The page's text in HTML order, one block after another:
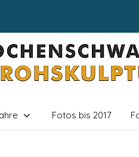
Fotos bis 2017